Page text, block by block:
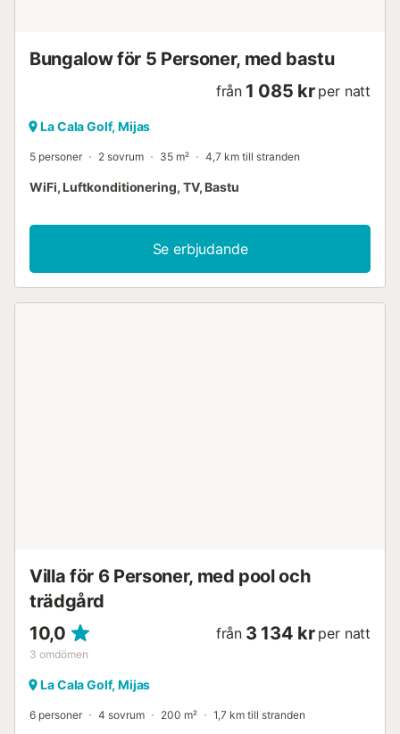
Bungalow för 5 Personer, med bastu
från 1 085 kr per natt
La Cala Golf, Mijas
5 personer 2 sovrum 35 m² 4,7 km till stranden
WiFi, Luftkonditionering, TV, Bastu
Se erbjudande
Villa för 6 Personer, med pool och
trädgård
10,0
3 omdömen
från 3 134 kr per natt
La Cala Golf, Mijas
6 personer 4 sovrum 200 m² 1,7 km till stranden